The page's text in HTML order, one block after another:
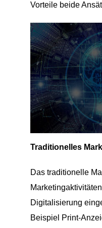
Vorteile beide
Traditionelles
Das traditionelle
Digitalisierung
Beispiel Print-